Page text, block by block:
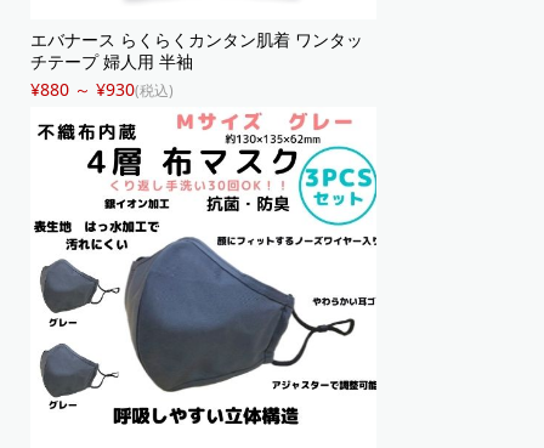
エバナース らくらくカンタン肌着 ワンタッ
チテープ 婦人用 半袖
¥880 ～ ¥930(税込)